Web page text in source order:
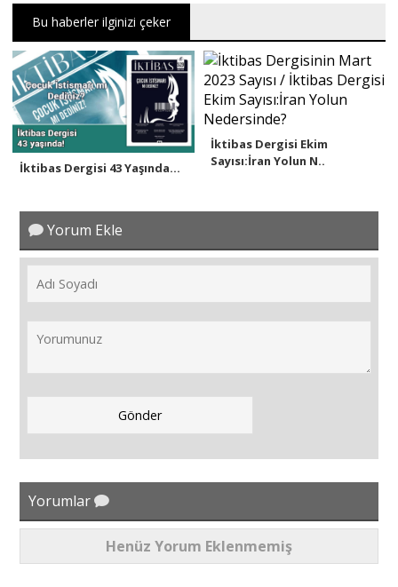
Bu haberler ilginizi çeker
İktibas Dergisi 43 Yaşında...
İktibas Dergisi Ekim
Sayısı:İran Yolun N..
Yorum Ekle
Yorumlar
Henüz Yorum Eklenmemiş